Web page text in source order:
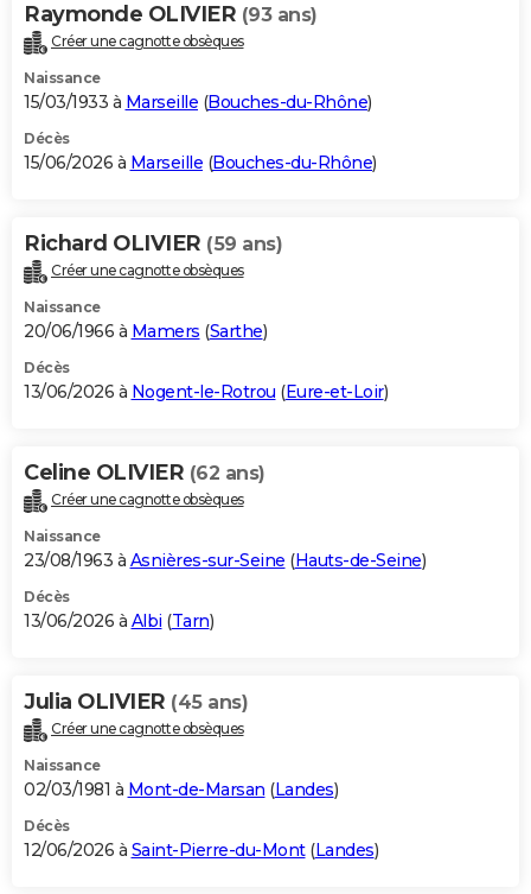
Raymonde OLIVIER (93 ans)
Créer une cagnotte obsèques
Naissance
15/03/1933 à Marseille (Bouches-du-Rhône)
Décès
15/06/2026 à Marseille (Bouches-du-Rhône)
Richard OLIVIER (59 ans)
Créer une cagnotte obsèques
Naissance
20/06/1966 à Mamers (Sarthe)
Décès
13/06/2026 à Nogent-le-Rotrou (Eure-et-Loir)
Celine OLIVIER (62 ans)
Créer une cagnotte obsèques
Naissance
23/08/1963 à Asnières-sur-Seine (Hauts-de-Seine)
Décès
13/06/2026 à Albi (Tarn)
Julia OLIVIER (45 ans)
Créer une cagnotte obsèques
Naissance
02/03/1981 à Mont-de-Marsan (Landes)
Décès
12/06/2026 à Saint-Pierre-du-Mont(Landes)